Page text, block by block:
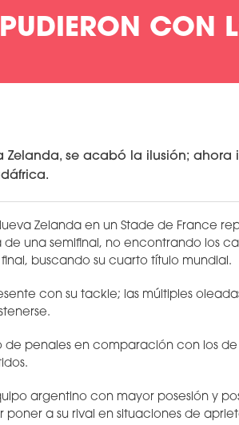
CON
Zelanda, se acabó la ilusión; ahora
Zelanda en un Stade de France
de una semifinal, no encontrando los
buscando su cuarto título mundial.
con su tackle; las múltiples
de penales en comparación con los de
argentino con mayor posesión y
poner a su rival en situaciones de